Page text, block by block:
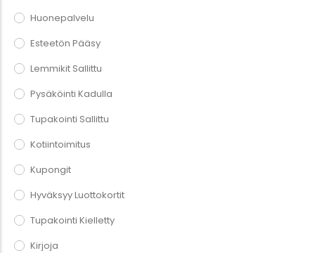
Huonepalvelu
Esteetön Pääsy
Lemmikit Sallittu
Pysäköinti Kadulla
Tupakointi Sallittu
Kotiintoimitus
Kupongit
Hyväksyy Luottokortit
Tupakointi Kielletty
Kirjoja